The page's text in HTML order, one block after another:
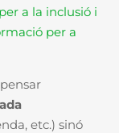
a la inclusió i
per a
etc.) sinó